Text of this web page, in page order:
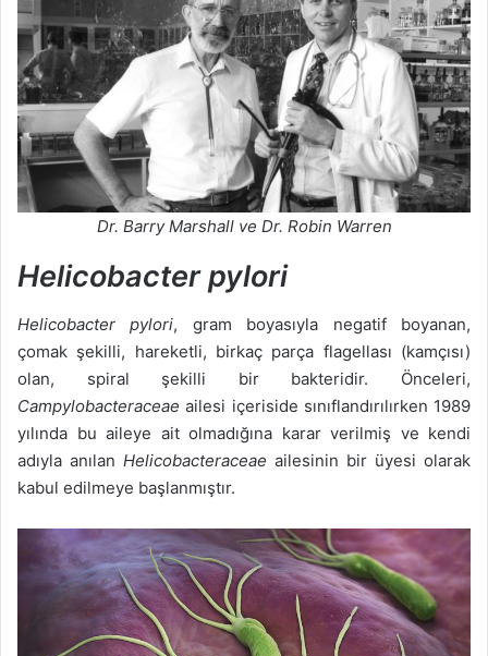
Dr. Barry Marshall ve Dr. Robin Warren
Helicobacter pylori
Helicobacter pylori, gram boyasıyla negatif boyanan,
çomak şekilli, hareketli, birkaç parça flagellası (kamçısı)
olan, spiral şekilli bir bakteridir. Önceleri,
Campylobacteraceaeailesi içeriside sınıflandırılırken 1989
yılında bu aileye ait olmadığına karar verilmiş ve kendi
adıyla anılan Helicobacteraceae ailesinin bir üyesi olarak
kabul edilmeye başlanmıştır.